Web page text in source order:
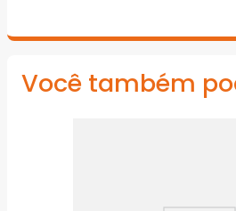
Você também